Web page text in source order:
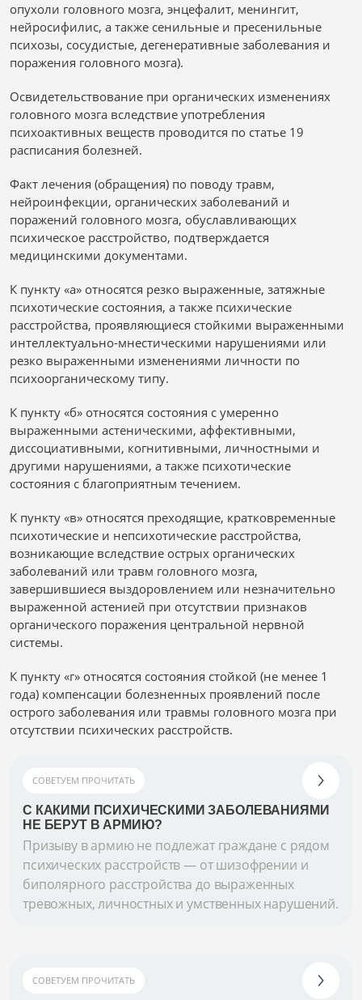
опухоли головного мозга, энцефалит, менингит,
нейросифилис, а также сенильные и пресенильные
психозы, сосудистые, дегенеративные заболевания и
поражения головного мозга).
Освидетельствование при органических изменениях
головного мозга вследствие употребления
психоактивных веществ проводится по статье 19
расписания болезней.
Факт лечения (обращения) по поводу травм,
нейроинфекции, органических заболеваний и
поражений головного мозга, обуславливающих
психическое расстройство, подтверждается
медицинскими документами.
К пункту «а» относятся резко выраженные, затяжные
психотические состояния, а также психические
расстройства, проявляющиеся стойкими выраженными
интеллектуально-мнестическими нарушениями или
резко выраженными изменениями личности по
психоорганическому типу.
К пункту «б» относятся состояния с умеренно
выраженными астеническими, аффективными,
диссоциативными, когнитивными, личностными и
другими нарушениями, а также психотические
состояния с благоприятным течением.
К пункту «в» относятся преходящие, кратковременные
психотические и непсихотические расстройства,
возникающие вследствие острых органических
заболеваний или травм головного мозга,
завершившиеся выздоровлением или незначительно
выраженной астенией при отсутствии признаков
органического поражения центральной нервной
системы.
К пункту «г» относятся состояния стойкой (не менее 1
года) компенсации болезненных проявлений после
острого заболевания или травмы головного мозга при
отсутствии психических расстройств.
СОВЕТУЕМ ПРОЧИТАТЬ
С КАКИМИ ПСИХИЧЕСКИМИ ЗАБОЛЕВАНИЯМИ
НЕ БЕРУТ В АРМИЮ?
Призыву в армию не подлежат граждане с рядом
психических расстройств — от шизофрении и
биполярного расстройства до выраженных
тревожных, личностных и умственных нарушений.
СОВЕТУЕМ ПРОЧИТАТЬ